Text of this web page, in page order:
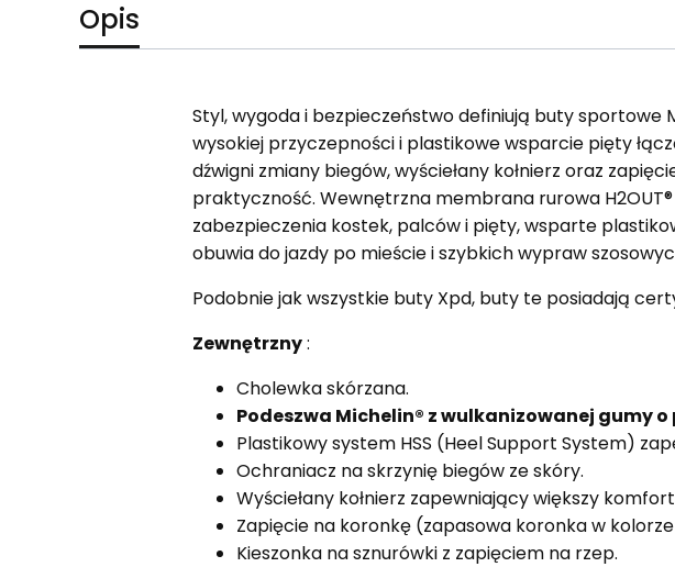
Opis
Styl, wygoda i bezpieczeństwo definiują buty sportowe
wysokiej przyczepności i plastikowe wsparcie pięty
dźwigni zmiany biegów, wyściełany kołnierz oraz
praktyczność. Wewnętrzna membrana rurowa
zabezpieczenia kostek, palców i pięty, wsparte
obuwia do jazdy po mieście i szybkich wypraw
Podobnie jak wszystkie buty Xpd, buty te posiadają
Zewnętrzny:
Cholewka skórzana.
Podeszwa Michelin® z wulkanizowanej gumy
Plastikowy system HSS (Heel Support System)
Ochraniacz na skrzynię biegów ze skóry.
Wyściełany kołnierz zapewniający większy
Zapięcie na koronkę (zapasowa koronka w
Kieszonka na sznurówki z zapięciem na rzep.